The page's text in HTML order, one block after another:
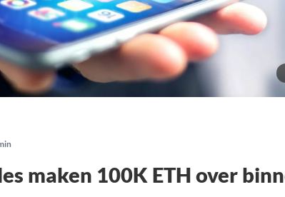
maken 100K ETH over